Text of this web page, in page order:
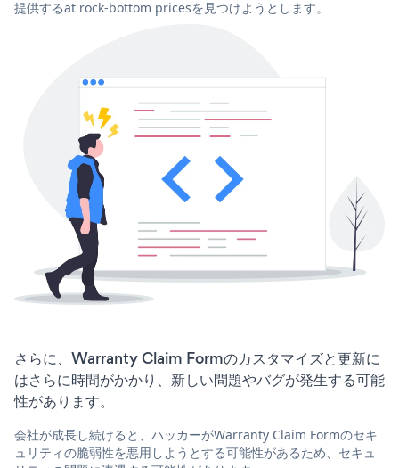
提供するat rock-bottom pricesを見つけようとします。
さらに、Warranty Claim Formのカスタマイズと更新に
はさらに時間がかかり、新しい問題やバグが発生する可能
性があります。
会社が成長し続けると、ハッカーがWarranty Claim Formのセキ
ュリティの脆弱性を悪用しようとする可能性があるため、セキュ